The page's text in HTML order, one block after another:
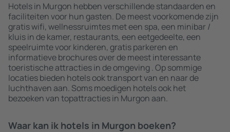
Hotels in Murgon hebben verschillende standaarden en
faciliteiten voor hun gasten. De meest voorkomende zijn
gratis wifi, wellnessruimtes met een spa, een minibar /
kluis in de kamer, restaurants, een eetgedeelte, een
speelruimte voor kinderen, gratis parkeren en
informatieve brochures over de meest interessante
toeristische attracties in de omgeving . Op sommige
locaties bieden hotels ook transport van en naar de
luchthaven aan. Soms moedigen hotels ook het
bezoeken van topattracties in Murgon aan.
Waar kan ik hotels in Murgon boeken?